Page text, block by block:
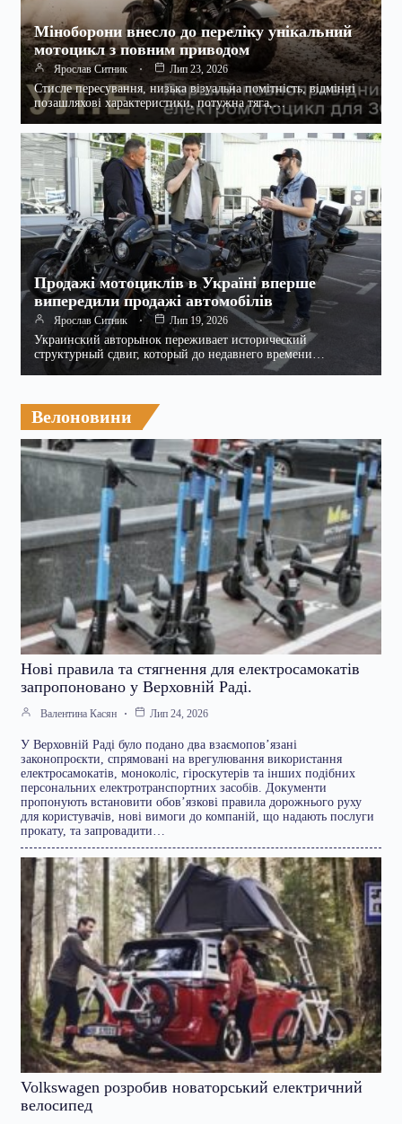
Міноборони внесло до переліку унікальний
мотоцикл з повним приводом
Ярослав Ситник Лип 23, 2026
Стисле пересування, низька візуальна помітність, відмінні
позашляхові характеристики, потужна тяга,…
Продажі мотоциклів в Україні вперше
випередили продажі автомобілів
Ярослав Ситник Лип 19, 2026
Украинский авторынок переживает исторический
структурный сдвиг, который до недавнего времени…
Велоновини
Нові правила та стягнення для електросамокатів
запропоновано у Верховній Раді.
Валентина Касян Лип 24, 2026
У Верховній Раді було подано два взаємопов’язані
законопроєкти, спрямовані на врегулювання використання
електросамокатів, моноколіс, гіроскутерів та інших подібних
персональних електротранспортних засобів. Документи
пропонують встановити обов’язкові правила дорожнього руху
для користувачів, нові вимоги до компаній, що надають послуги
прокату, та запровадити…
Volkswagen розробив новаторський електричний
велосипед